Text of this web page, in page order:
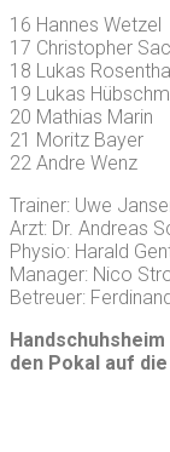
16 Hannes Wetzel
17 Christopher
18 Lukas
19 Lukas
20 Mathias Marin
21 Moritz Bayer
22 Andre Wenz
Trainer: Uwe
Arzt: Dr. Andreas
Physio: Harald
Manager: Nico
Betreuer:
den Pokal auf